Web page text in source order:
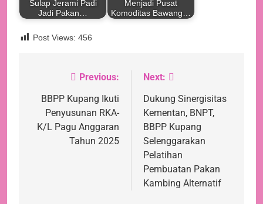
Sulap Jerami Padi
Jadi Pakan…
Menjadi Pusat
Komoditas Bawang…
Post Views: 456
Navigasi
pos
Previous:
BBPP Kupang Ikuti
Penyusunan RKA-
K/L Pagu Anggaran
Tahun 2025
Next:
Dukung Sinergisitas
Kementan, BNPT,
BBPP Kupang
Selenggarakan
Pelatihan
Pembuatan Pakan
Kambing Alternatif